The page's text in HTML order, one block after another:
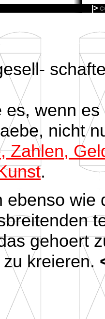
|>
es, wenn
nicht
Zahlen,
.
ebenso wie
gehoert
zu kreieren.